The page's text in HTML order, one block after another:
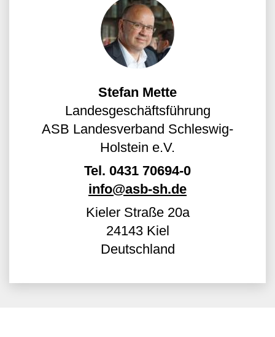
Stefan Mette
Landesgeschäftsführung
ASB Landesverband Schleswig-
Holstein e.V.
Tel. 0431 70694-0
info@asb-sh.de
Kieler Straße 20a
24143 Kiel
Deutschland